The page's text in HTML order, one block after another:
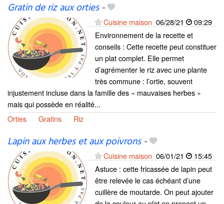
Gratin de riz aux orties-
Cuisine maison 06/28/21
09:29
Environnement de la recette et
conseils : Cette recette peut constituer
un plat complet. Elle permet
d’agrémenter le riz avec une plante
très commune : l’ortie, souvent
injustement incluse dans la famille des « mauvaises herbes »
mais qui possède en réalité...
Orties
Gratins Riz
Lapin aux herbes et aux poivrons-
Cuisine maison 06/01/21
15:45
Astuce : cette fricassée de lapin peut
être relevée le cas échéant d’une
cuillère de moutarde. On peut ajouter